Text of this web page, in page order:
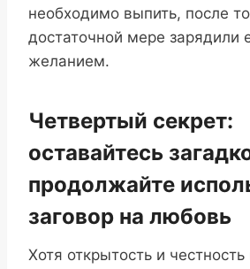
необходимо выпить, после
достаточной мере зарядили
желанием.
Четвертый секрет:
оставайтесь
продолжайте
заговор на любовь
Хотя открытость и